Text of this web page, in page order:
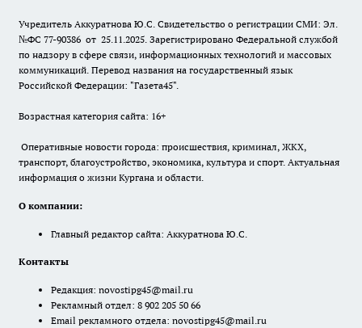
Учредитель Аккуратнова Ю.С. Свидетельство о регистрации СМИ: Эл.
№ФС 77-90386 от 25.11.2025. Зарегистрировано Федеральной службой
по надзору в сфере связи, информационных технологий и массовых
коммуникаций. Перевод названия на государственный язык
Российской Федерации: "Газета45".
Возрастная категория сайта: 16+
Оперативные новости города: происшествия, криминал, ЖКХ,
транспорт, благоустройство, экономика, культура и спорт. Актуальная
информация о жизни Кургана и области.
О компании:
Главный редактор сайта: Аккуратнова Ю.С.
Контакты
Редакция: novostipg45@mail.ru
Рекламный отдел: 8 902 205 50 66
Email рекламного отдела: novostipg45@mail.ru